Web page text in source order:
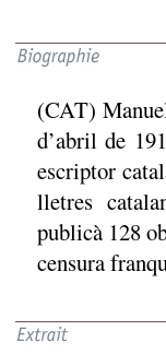
(CAT)
d’abril de
escriptor
lletres
publicà 128
censura